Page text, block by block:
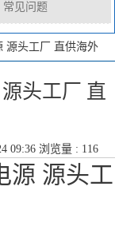
常见问题
源头工厂 直供海外
头工厂 直
09:36 浏览量 : 116
源 源头工